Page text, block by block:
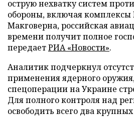
острую нехватку систем
обороны, включая комплексы
Макговерна, российская
времени получит полное
передаетРИА «Новости».
Аналитик подчеркнул
применения ядерного
спецоперации на Украине
Для полного контроля над
освободить всего два